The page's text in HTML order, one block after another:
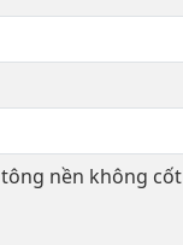
nền không cốt